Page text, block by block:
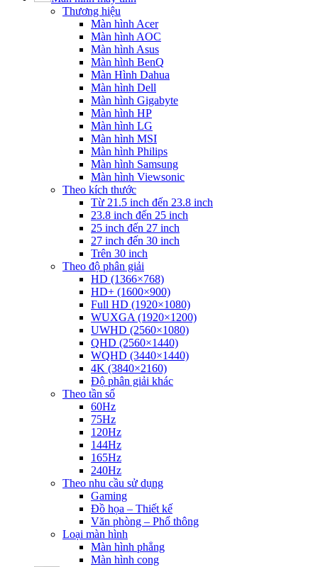
Thương hiệu
Màn hình Acer
Màn hình AOC
Màn hình Asus
Màn hình BenQ
Màn Hình Dahua
Màn hình Dell
Màn hình Gigabyte
Màn hình HP
Màn hình LG
Màn hình MSI
Màn hình Philips
Màn hình Samsung
Màn hình Viewsonic
Theo kích thước
Từ 21.5 inch đến 23.8 inch
23.8 inch đến 25 inch
25 inch đến 27 inch
27 inch đến 30 inch
Trên 30 inch
Theo độ phân giải
HD (1366×768)
HD+ (1600×900)
Full HD (1920×1080)
WUXGA (1920×1200)
UWHD (2560×1080)
QHD (2560×1440)
WQHD (3440×1440)
4K (3840×2160)
Độ phân giải khác
Theo tần số
60Hz
75Hz
120Hz
144Hz
165Hz
240Hz
Theo nhu cầu sử dụng
Gaming
Đồ họa – Thiết kế
Văn phòng – Phổ thông
Loại màn hình
Màn hình phẳng
Màn hình cong